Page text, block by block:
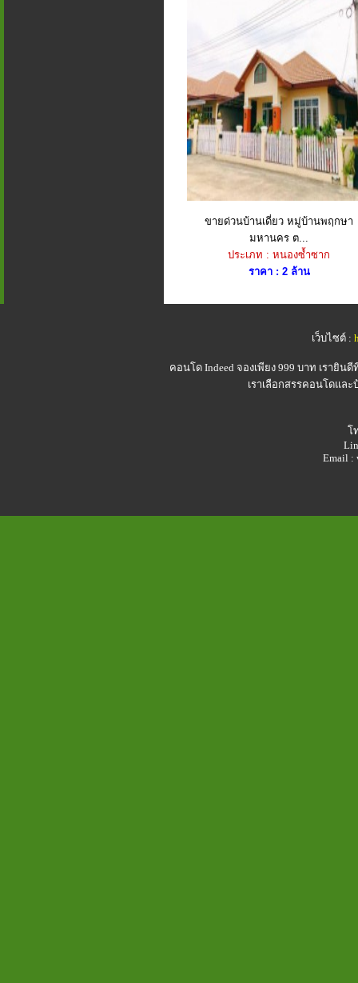
ขายด่วนบ้านเดี่ยว หมู่บ้านพฤกษา
มหานคร​ ต...
ประเภท : หนองซ้ำซาก
ราคา : 2 ล้าน
เว็บไซต์ :
คอนโด Indeedจองเพียง 999 บาท เรายิน
เราเลือกสรรคอนโดแล
โ
Email :